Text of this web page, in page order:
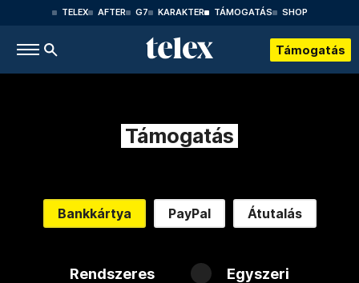
TELEX AFTER G7 KARAKTER TÁMOGATÁS SHOP
Támogatás
Támogatás
Bankkártya PayPal Átutalás
Rendszeres Egyszeri